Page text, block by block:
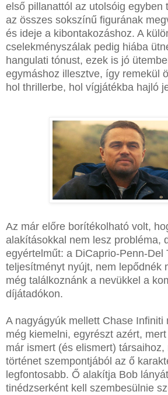
első pillanattól az utolsóig egyben
az összes sokszínű figurának
és ideje a kibontakozáshoz. A
cselekményszálak pedig hiába
hangulati tónust, ezek is jó
egymáshoz illesztve, így remekül
hol thrillerbe, hol vígjátékba hajló
Az már előre borítékolható volt,
alakításokkal nem lesz probléma,
egyértelműt: a DiCaprio-Penn-Del
teljesítményt nyújt, nem lepődnék
még találkoznánk a nevükkel a
díjátadókon.
A nagyágyúk mellett Chase Infiniti
még kiemelni, egyrészt azért,
már ismert (és elismert) társaihoz,
történet szempontjából az ő
legfontosabb. Ő alakítja Bob
tinédzserként kell szembesülnie